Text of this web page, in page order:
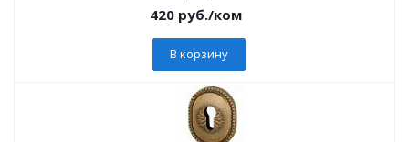
420руб./ком
В корзину